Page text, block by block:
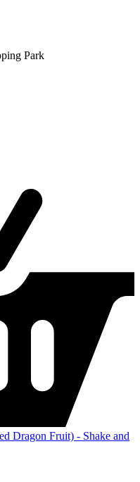
Park
Dragon Fruit) - Shake and